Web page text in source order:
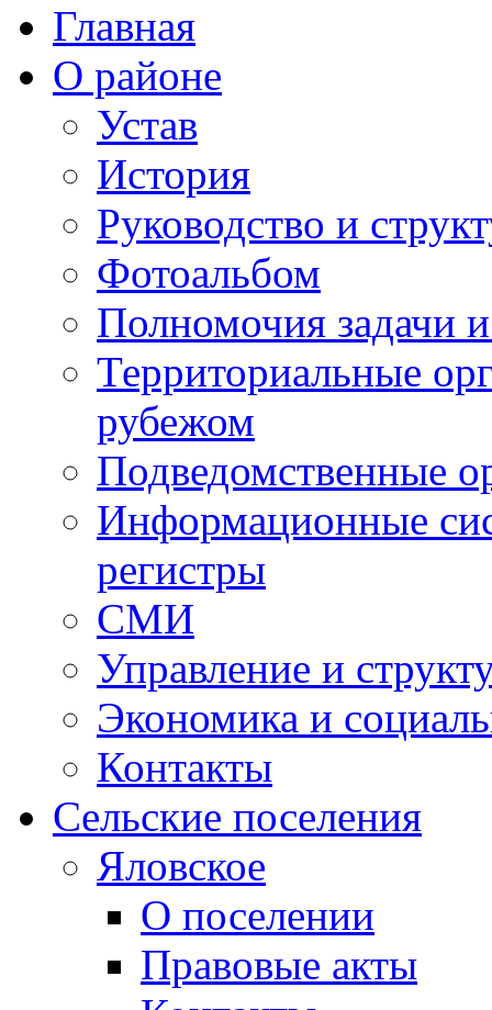
Главная
О районе
Устав
История
Руководство и
Фотоальбом
Полномочия задачи
Территориальные
рубежом
Подведомственные
Информационные
регистры
СМИ
Управление и
Экономика и
Контакты
Сельские поселения
Яловское
О поселении
Правовые акты